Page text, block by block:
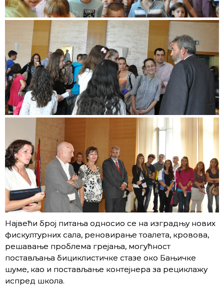
Највећи број питања односио се на изградњу нових
фискултурних сала, реновирање тоалета, кровова,
решавање проблема грејања, могућност
постављања бициклистичке стазе око Бањичке
шуме, као и постављање контејнера за рециклажу
испред школа.